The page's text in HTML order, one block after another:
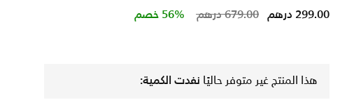
Price reduced from
679.00 درهم to 299.00 درهم 56% خصم
هذا المنتج غير متوفر حاليًا نفدت الكمية: